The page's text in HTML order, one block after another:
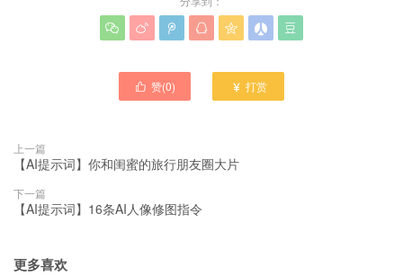
      
 赞(0)  打赏
上一篇
【AI提示词】你和闺蜜的旅行朋友圈大片
下一篇
【AI提示词】16条AI人像修图指令
更多喜欢